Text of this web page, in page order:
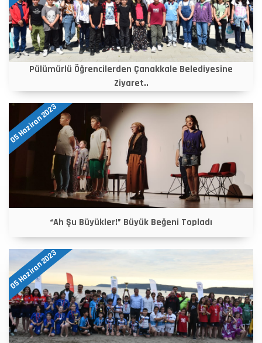
Pülümürlü Öğrencilerden Çanakkale Belediyesine
Ziyaret..
05 Haziran 2023
“Ah Şu Büyükler!” Büyük Beğeni Topladı
05 Haziran 2023